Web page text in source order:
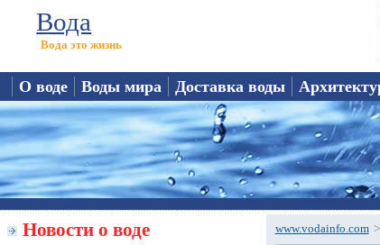
Вода
Вода это жизнь
О воде Воды мира Доставка воды
Новости о воде www.vodainfo.com >